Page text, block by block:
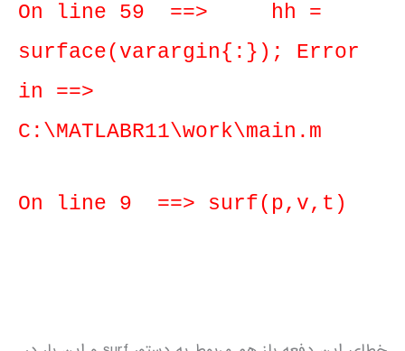
On line 59 ==> hh =
surface(varargin{:}); Error
in ==>
C:\MATLABR11\work\main.m
On line 9 ==> surf(p,v,t)